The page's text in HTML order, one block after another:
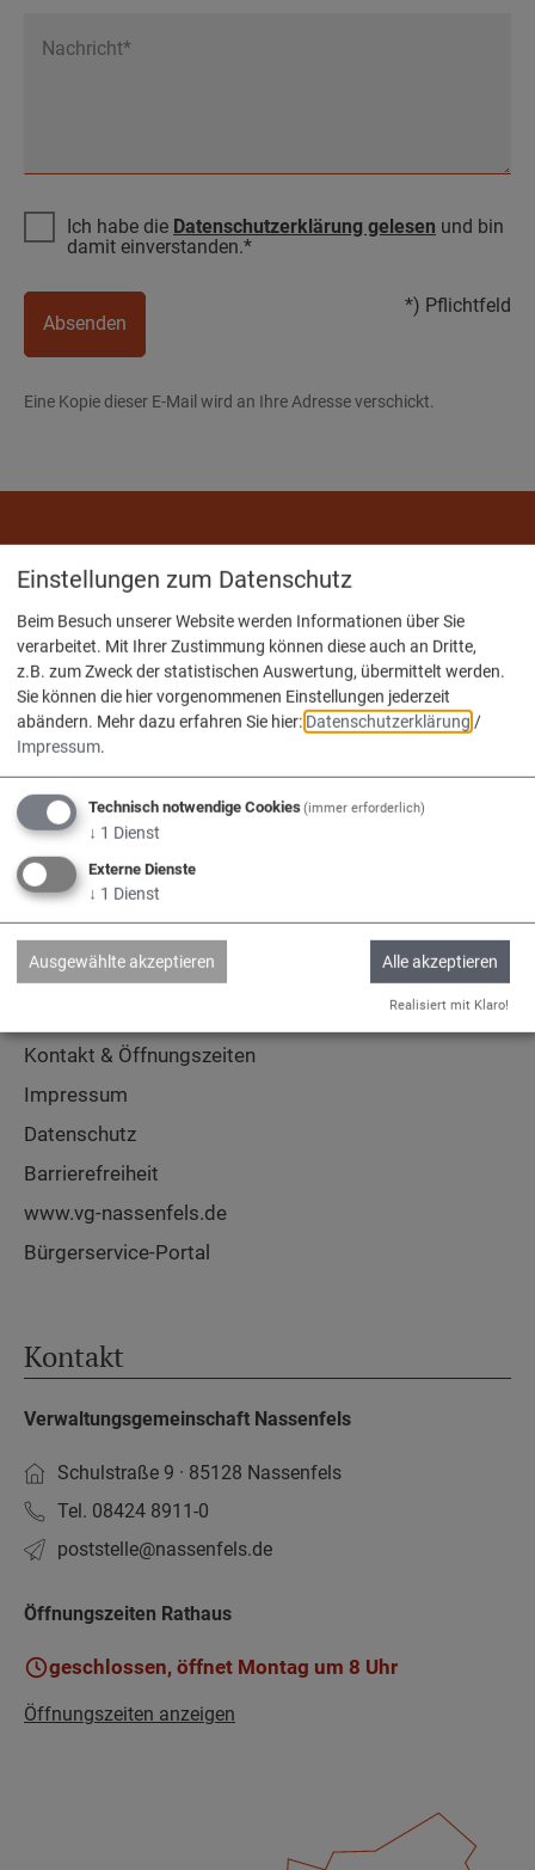
Nachricht*
Ich habe die Datenschutzerklärung gelesen und bin
damit einverstanden.*
Absenden
*) Pflichtfeld
Eine Kopie dieser E-Mail wird an Ihre Adresse verschickt.
Wir sind die
Verwaltungsgemeinschaft
Nassenfels, Adelschlag, Egweil.
Adelschlag
Service
Kontakt & Öffnungszeiten
Impressum
Datenschutz
Barrierefreiheit
www.vg-nassenfels.de
Bürgerservice-Portal
Kontakt
Verwaltungsgemeinschaft Nassenfels
Schulstraße 9 · 85128 Nassenfels
Tel. 08424 8911-0
poststelle­@nassenfels.de
Öffnungszeiten Rathaus
geschlossen, öffnet Montag um 8 Uhr
Öffnungszeiten anzeigen
Einstellungen zum Datenschutz
Beim Besuch unserer Website werden Informationen über Sie
verarbeitet. Mit Ihrer Zustimmung können diese auch an Dritte,
z.B. zum Zweck der statistischen Auswertung, übermittelt werden.
Sie können die hier vorgenommenen Einstellungen jederzeit
abändern. Mehr dazu erfahren Sie hier:Datenschutzerklärung /
Impressum.
Technisch notwendige Cookies(immer erforderlich)
↓ 1 Dienst
Externe Dienste
↓ 1 Dienst
Ausgewählte akzeptieren Alle akzeptieren
Realisiert mit Klaro!